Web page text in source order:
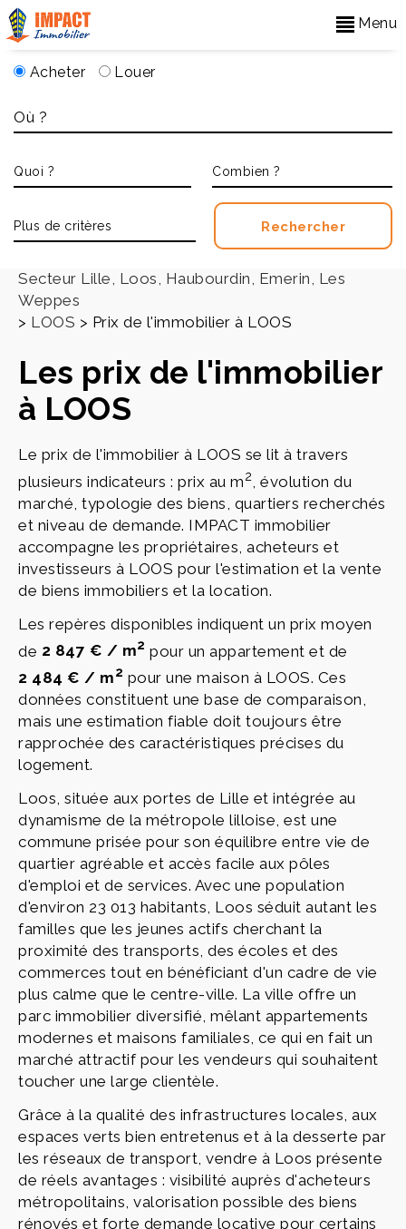
Menu
Acheter Louer
Secteur Lille, Loos, Haubourdin, Emerin, Les
Weppes
> LOOS > Prix de l'immobilier à LOOS
Les prix de l'immobilier
à LOOS
Le prix de l'immobilier à LOOS se lit à travers
plusieurs indicateurs : prix au m2
, évolution du
marché, typologie des biens, quartiers recherchés
et niveau de demande. IMPACT immobilier
accompagne les propriétaires, acheteurs et
investisseurs à LOOS pour l'estimation et la vente
de biens immobiliers et la location.
Les repères disponibles indiquent un prix moyen
de 2 847 € / m2 pour un appartement et de
2 484 € / m2 pour une maison à LOOS. Ces
données constituent une base de comparaison,
mais une estimation fiable doit toujours être
rapprochée des caractéristiques précises du
logement.
Loos, située aux portes de Lille et intégrée au
dynamisme de la métropole lilloise, est une
commune prisée pour son équilibre entre vie de
quartier agréable et accès facile aux pôles
d'emploi et de services. Avec une population
d'environ 23 013 habitants, Loos séduit autant les
familles que les jeunes actifs cherchant la
proximité des transports, des écoles et des
commerces tout en bénéficiant d'un cadre de vie
plus calme que le centre-ville. La ville offre un
parc immobilier diversifié, mêlant appartements
modernes et maisons familiales, ce qui en fait un
marché attractif pour les vendeurs qui souhaitent
toucher une large clientèle.
Grâce à la qualité des infrastructures locales, aux
espaces verts bien entretenus et à la desserte par
les réseaux de transport, vendre à Loos présente
de réels avantages : visibilité auprès d'acheteurs
métropolitains, valorisation possible des biens
rénovés et forte demande locative pour certains